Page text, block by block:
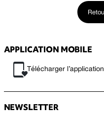
APPLICATION MOBILE
Télécharger
NEWSLETTER